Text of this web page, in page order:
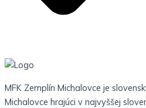
MFK Zemplín Michalovce je
Michalovce hrajúci v najvyššej